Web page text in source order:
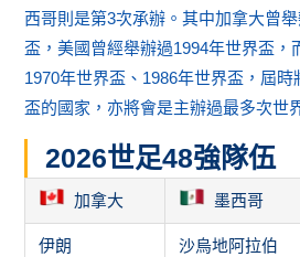
西哥則是第3次承辦。其中加拿大曾
盃，美國曾經舉辦過1994年世界盃，
1970年世界盃、1986年世界盃，屆
盃的國家，亦將會是主辦過最多次世
2026世足48強隊伍
加拿大 墨西哥
伊朗 沙烏地阿拉伯